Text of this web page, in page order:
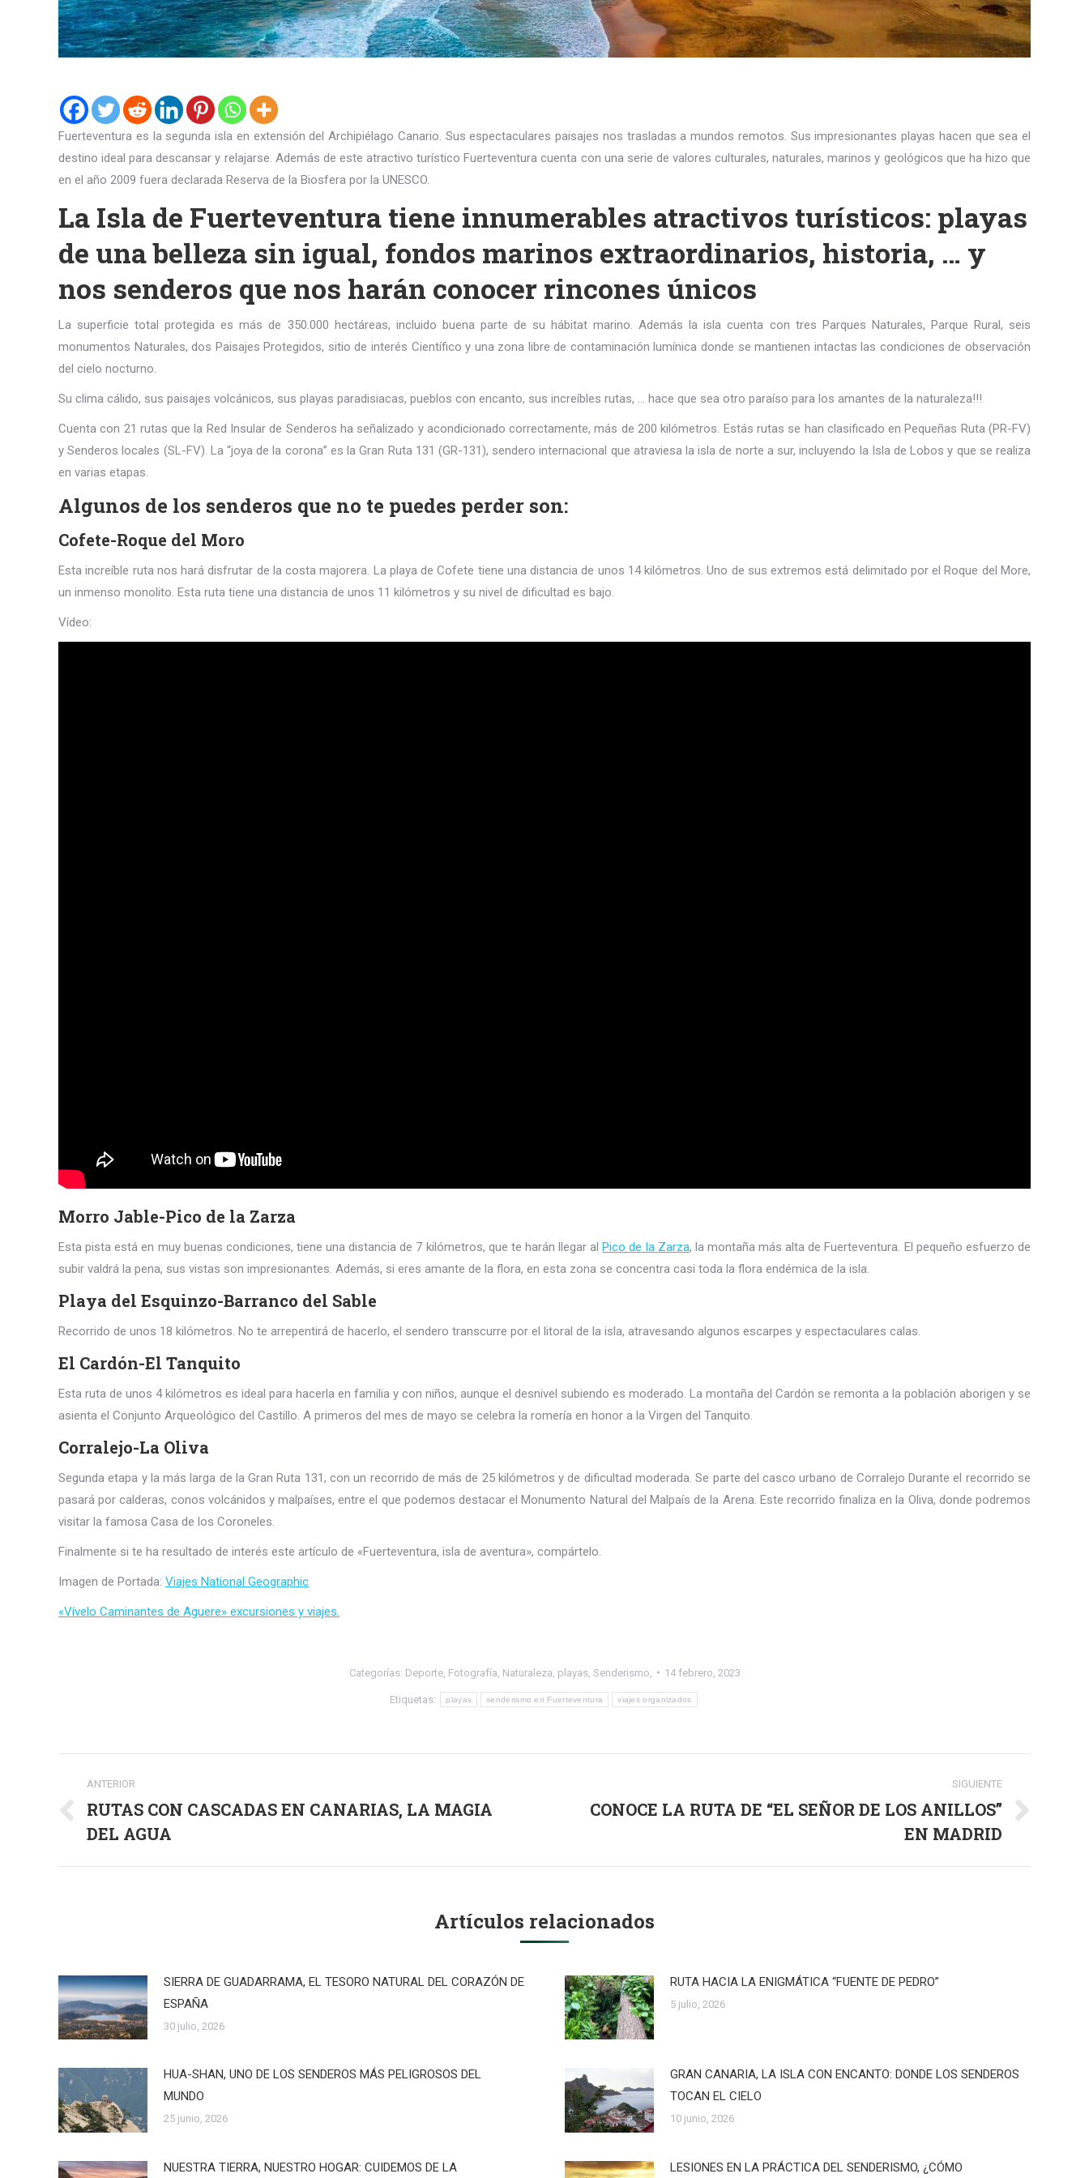
Fuerteventura es la segunda isla en extensión del Archipiélago Canario. Sus espectaculares paisajes nos trasladas a mundos remotos. Sus impresionantes playas hacen que sea el
destino ideal para descansar y relajarse. Además de este atractivo turístico Fuerteventura cuenta con una serie de valores culturales, naturales, marinos y geológicos que ha hizo que
en el año 2009 fuera declarada Reserva de la Biosfera por la UNESCO.
La Isla de Fuerteventura tiene innumerables atractivos turísticos: playas
de una belleza sin igual, fondos marinos extraordinarios, historia, … y
nos senderos que nos harán conocer rincones únicos
La superficie total protegida es más de 350.000 hectáreas, incluido buena parte de su hábitat marino. Además la isla cuenta con tres Parques Naturales, Parque Rural, seis
monumentos Naturales, dos Paisajes Protegidos, sitio de interés Científico y una zona libre de contaminación lumínica donde se mantienen intactas las condiciones de observación
del cielo nocturno.
Su clima cálido, sus paisajes volcánicos, sus playas paradisiacas, pueblos con encanto, sus increíbles rutas, … hace que sea otro paraíso para los amantes de la naturaleza!!!
Cuenta con 21 rutas que la Red Insular de Senderos ha señalizado y acondicionado correctamente, más de 200 kilómetros. Estás rutas se han clasificado en Pequeñas Ruta (PR-FV)
y Senderos locales (SL-FV). La “joya de la corona” es la Gran Ruta 131 (GR-131), sendero internacional que atraviesa la isla de norte a sur, incluyendo la Isla de Lobos y que se realiza
en varias etapas.
Algunos de los senderos que no te puedes perder son:
Cofete-Roque del Moro
Esta increíble ruta nos hará disfrutar de la costa majorera. La playa de Cofete tiene una distancia de unos 14 kilómetros. Uno de sus extremos está delimitado por el Roque del More,
un inmenso monolito. Esta ruta tiene una distancia de unos 11 kilómetros y su nivel de dificultad es bajo.
Vídeo:
Morro Jable-Pico de la Zarza
Esta pista está en muy buenas condiciones, tiene una distancia de 7 kilómetros, que te harán llegar alPico de la Zarza, la montaña más alta de Fuerteventura. El pequeño esfuerzo de
subir valdrá la pena, sus vistas son impresionantes. Además, si eres amante de la flora, en esta zona se concentra casi toda la flora endémica de la isla.
Playa del Esquinzo-Barranco del Sable
Recorrido de unos 18 kilómetros. No te arrepentirá de hacerlo, el sendero transcurre por el litoral de la isla, atravesando algunos escarpes y espectaculares calas.
El Cardón-El Tanquito
Esta ruta de unos 4 kilómetros es ideal para hacerla en familia y con niños, aunque el desnivel subiendo es moderado. La montaña del Cardón se remonta a la población aborigen y se
asienta el Conjunto Arqueológico del Castillo. A primeros del mes de mayo se celebra la romería en honor a la Virgen del Tanquito.
Corralejo-La Oliva
Segunda etapa y la más larga de la Gran Ruta 131, con un recorrido de más de 25 kilómetros y de dificultad moderada. Se parte del casco urbano de Corralejo Durante el recorrido se
pasará por calderas, conos volcánidos y malpaíses, entre el que podemos destacar el Monumento Natural del Malpaís de la Arena. Este recorrido finaliza en la Oliva, donde podremos
visitar la famosa Casa de los Coroneles.
Finalmente si te ha resultado de interés este artículo de «Fuerteventura, isla de aventura», compártelo.
Imagen de Portada: Viajes National Geographic
«Vívelo Caminantes de Aguere» excursiones y viajes.
Categorías: Deporte, Fotografía Naturaleza playas, Senderismo, 14 febrero, 2023
Etiquetas: playas senderismo en Fuerteventura viajes organizados
entre
publicaciones
ANTERIOR
Publicación
anterior:
RUTAS CON CASCADAS EN CANARIAS, LA MAGIA
DEL AGUA
SIGUIENTE
Publicación
CONOCE LA RUTA DE “EL SEÑOR DE LOS ANILLOS”
EN MADRID
Artículos relacionados
SIERRA DE GUADARRAMA, EL TESORO NATURAL DEL CORAZÓN DE
ESPAÑA
30 julio, 2026
RUTA HACIA LA ENIGMÁTICA “FUENTE DE PEDRO”
5 julio, 2026
HUA-SHAN, UNO DE LOS SENDEROS MÁS PELIGROSOS DEL
MUNDO
25 junio, 2026
GRAN CANARIA, LA ISLA CON ENCANTO: DONDE LOS SENDEROS
TOCAN EL CIELO
10 junio, 2026
NUESTRA TIERRA, NUESTRO HOGAR: CUIDEMOS DE LA LESIONES EN LA PRÁCTICA DEL SENDERISMO, ¿CÓMO